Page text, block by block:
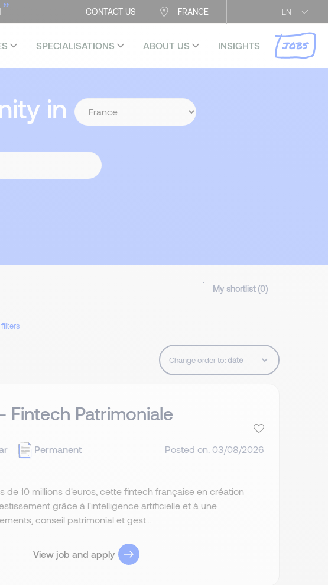
EN
CONTACT US FRANCE
”
SPECIALISATIONS ABOUT US INSIGHTS JOBS
in
My shortlist (0)
Change order to:
Fintech Patrimoniale
Permanent Posted on: 03/08/2026
10 millions d'euros, cette fintech française en création
grâce à l'intelligence artificielle et à une
conseil patrimonial et gest...
View job and apply